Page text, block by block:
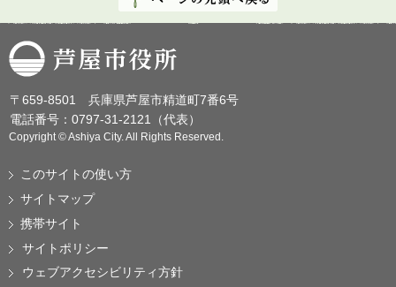
芦屋市役所
〒659-8501 兵庫県芦屋市精道町7番6号
電話番号：0797-31-2121（代表）
Copyright © Ashiya City. All Rights Reserved.
このサイトの使い方
サイトマップ
携帯サイト
サイトポリシー
ウェブアクセシビリティ方針